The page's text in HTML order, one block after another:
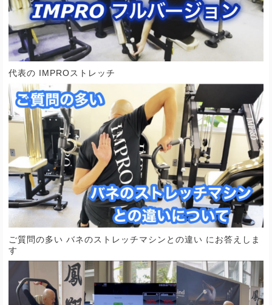
代表の IMPROストレッチ
ご質問の多い バネのストレッチマシンとの違い にお答えしま
す